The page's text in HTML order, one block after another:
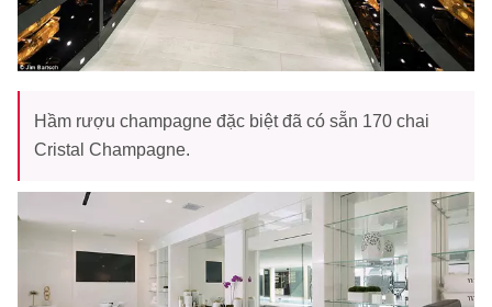
Hầm rượu champagne đặc biệt đã có sẵn 170 chai
Cristal Champagne.